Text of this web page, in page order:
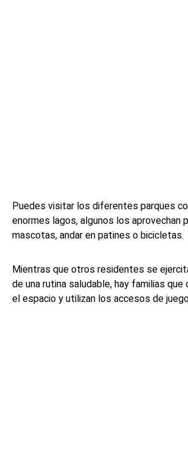
Puedes visitar los diferentes parques
enormes lagos, algunos los aprovechan
mascotas, andar en patines o bicicletas.
Mientras que otros residentes se
de una rutina saludable, hay familias
el espacio y utilizan los accesos de